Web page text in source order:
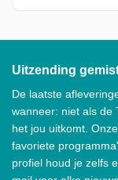
Uitzending
De laatste
wanneer: niet als de
het jou uitkomt.
favoriete
profiel houd je zelfs